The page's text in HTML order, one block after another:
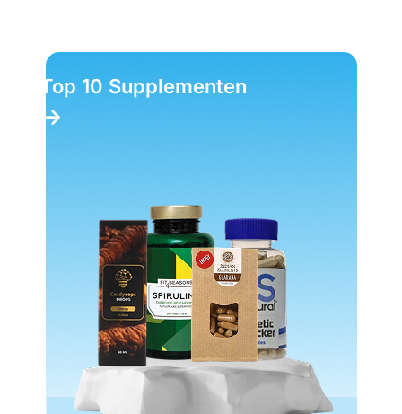
Top 10 Supplementen